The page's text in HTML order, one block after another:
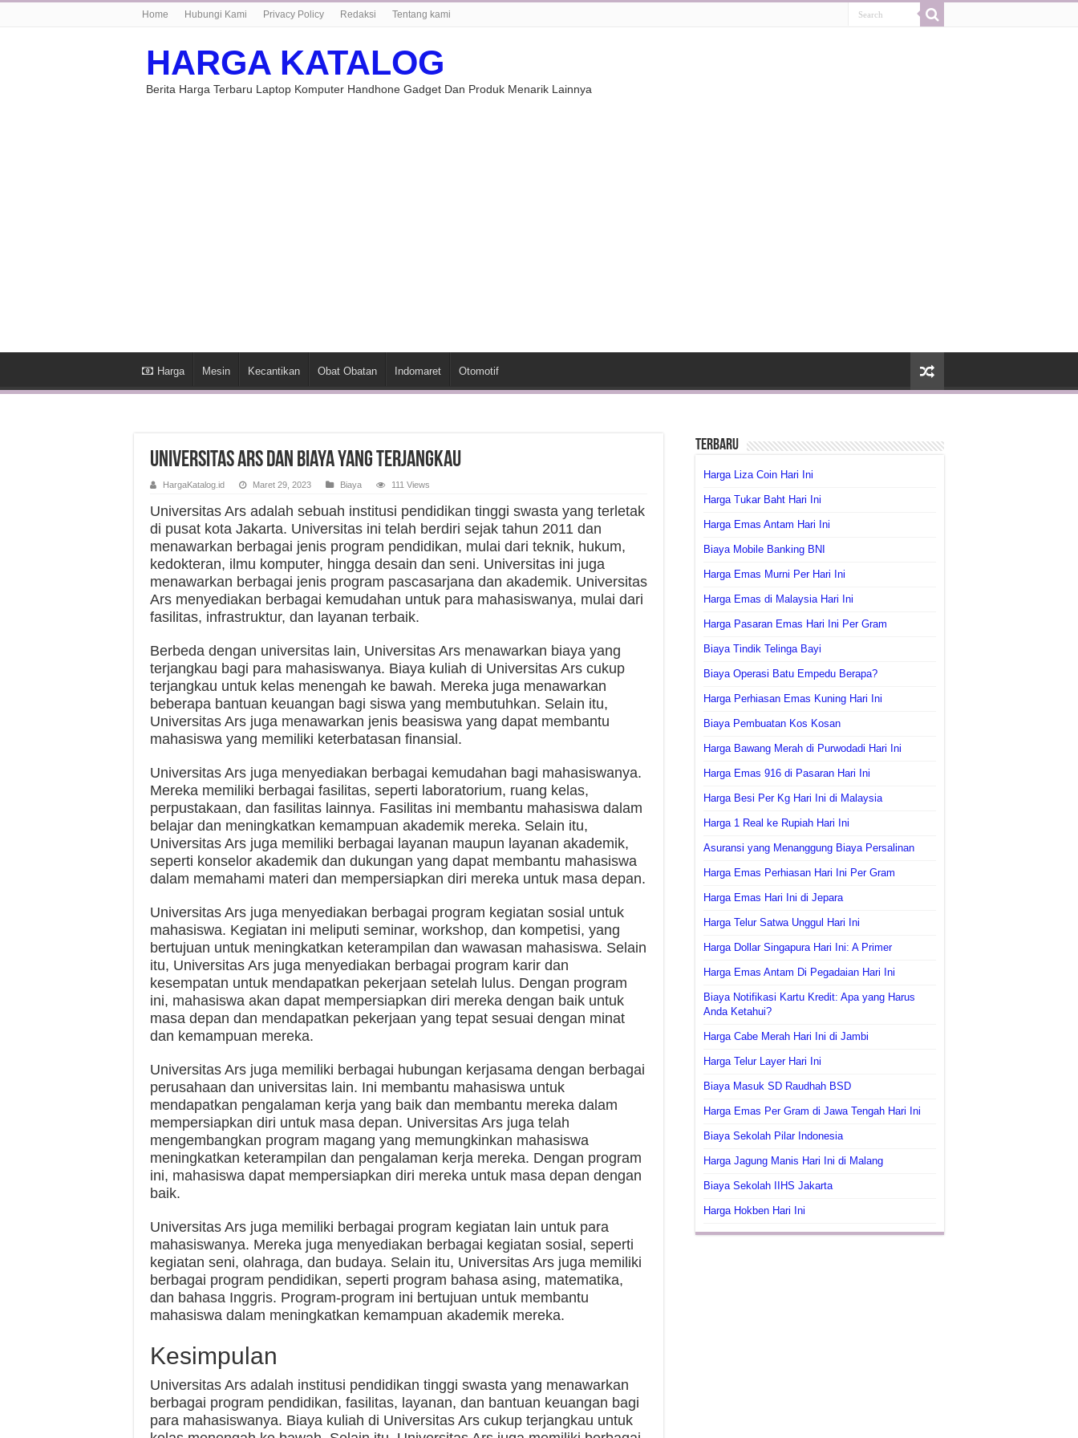
Home Hubungi Kami Privacy Policy Redaksi Tentang kami
HARGA KATALOG
Berita Harga Terbaru Laptop Komputer Handhone Gadget Dan Produk Menarik Lainnya
Harga Mesin Kecantikan Obat Obatan Indomaret Otomotif
Universitas Ars dan Biaya yang Terjangkau
HargaKatalog.id Maret 29, 2023 Biaya 111 Views
Universitas Ars adalah sebuah institusi pendidikan tinggi swasta yang terletak
di pusat kota Jakarta. Universitas ini telah berdiri sejak tahun 2011 dan
menawarkan berbagai jenis program pendidikan, mulai dari teknik, hukum,
kedokteran, ilmu komputer, hingga desain dan seni. Universitas ini juga
menawarkan berbagai jenis program pascasarjana dan akademik. Universitas
Ars menyediakan berbagai kemudahan untuk para mahasiswanya, mulai dari
fasilitas, infrastruktur, dan layanan terbaik.
Berbeda dengan universitas lain, Universitas Ars menawarkan biaya yang
terjangkau bagi para mahasiswanya. Biaya kuliah di Universitas Ars cukup
terjangkau untuk kelas menengah ke bawah. Mereka juga menawarkan
beberapa bantuan keuangan bagi siswa yang membutuhkan. Selain itu,
Universitas Ars juga menawarkan jenis beasiswa yang dapat membantu
mahasiswa yang memiliki keterbatasan finansial.
Universitas Ars juga menyediakan berbagai kemudahan bagi mahasiswanya.
Mereka memiliki berbagai fasilitas, seperti laboratorium, ruang kelas,
perpustakaan, dan fasilitas lainnya. Fasilitas ini membantu mahasiswa dalam
belajar dan meningkatkan kemampuan akademik mereka. Selain itu,
Universitas Ars juga memiliki berbagai layanan maupun layanan akademik,
seperti konselor akademik dan dukungan yang dapat membantu mahasiswa
dalam memahami materi dan mempersiapkan diri mereka untuk masa depan.
Universitas Ars juga menyediakan berbagai program kegiatan sosial untuk
mahasiswa. Kegiatan ini meliputi seminar, workshop, dan kompetisi, yang
bertujuan untuk meningkatkan keterampilan dan wawasan mahasiswa. Selain
itu, Universitas Ars juga menyediakan berbagai program karir dan
kesempatan untuk mendapatkan pekerjaan setelah lulus. Dengan program
ini, mahasiswa akan dapat mempersiapkan diri mereka dengan baik untuk
masa depan dan mendapatkan pekerjaan yang tepat sesuai dengan minat
dan kemampuan mereka.
Universitas Ars juga memiliki berbagai hubungan kerjasama dengan berbagai
perusahaan dan universitas lain. Ini membantu mahasiswa untuk
mendapatkan pengalaman kerja yang baik dan membantu mereka dalam
mempersiapkan diri untuk masa depan. Universitas Ars juga telah
mengembangkan program magang yang memungkinkan mahasiswa
meningkatkan keterampilan dan pengalaman kerja mereka. Dengan program
ini, mahasiswa dapat mempersiapkan diri mereka untuk masa depan dengan
baik.
Universitas Ars juga memiliki berbagai program kegiatan lain untuk para
mahasiswanya. Mereka juga menyediakan berbagai kegiatan sosial, seperti
kegiatan seni, olahraga, dan budaya. Selain itu, Universitas Ars juga memiliki
berbagai program pendidikan, seperti program bahasa asing, matematika,
dan bahasa Inggris. Program-program ini bertujuan untuk membantu
mahasiswa dalam meningkatkan kemampuan akademik mereka.
Kesimpulan
Universitas Ars adalah institusi pendidikan tinggi swasta yang menawarkan
berbagai program pendidikan, fasilitas, layanan, dan bantuan keuangan bagi
para mahasiswanya. Biaya kuliah di Universitas Ars cukup terjangkau untuk
Terbaru
Harga Liza Coin Hari Ini
Harga Tukar Baht Hari Ini
Harga Emas Antam Hari Ini
Biaya Mobile Banking BNI
Harga Emas Murni Per Hari Ini
Harga Emas di Malaysia Hari Ini
Harga Pasaran Emas Hari Ini Per Gram
Biaya Tindik Telinga Bayi
Biaya Operasi Batu Empedu Berapa?
Harga Perhiasan Emas Kuning Hari Ini
Biaya Pembuatan Kos Kosan
Harga Bawang Merah di Purwodadi Hari Ini
Harga Emas 916 di Pasaran Hari Ini
Harga Besi Per Kg Hari Ini di Malaysia
Harga 1 Real ke Rupiah Hari Ini
Asuransi yang Menanggung Biaya Persalinan
Harga Emas Perhiasan Hari Ini Per Gram
Harga Emas Hari Ini di Jepara
Harga Telur Satwa Unggul Hari Ini
Harga Dollar Singapura Hari Ini: A Primer
Harga Emas Antam Di Pegadaian Hari Ini
Biaya Notifikasi Kartu Kredit: Apa yang Harus
Anda Ketahui?
Harga Cabe Merah Hari Ini di Jambi
Harga Telur Layer Hari Ini
Biaya Masuk SD Raudhah BSD
Harga Emas Per Gram di Jawa Tengah Hari Ini
Biaya Sekolah Pilar Indonesia
Harga Jagung Manis Hari Ini di Malang
Biaya Sekolah IIHS Jakarta
Harga Hokben Hari Ini